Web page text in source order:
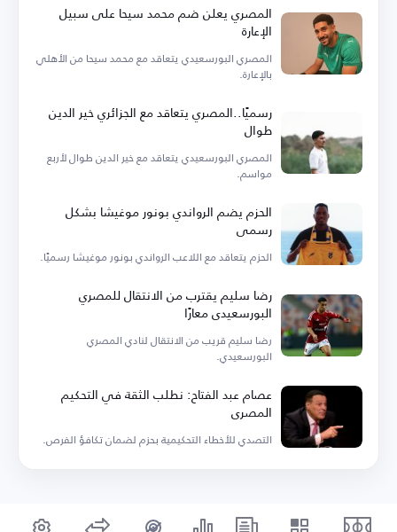
المصري يعلن ضم محمد سيحا على سبيل
الإعارة
المصري البورسعيدي يتعاقد مع محمد سيحا من الأهلي
بالإعارة.
رسميًا..المصري يتعاقد مع الجزائري خير الدين
طوال
المصري البورسعيدي يتعاقد مع خير الدين طوال لأربع
مواسم.
الحزم يضم الرواندي بونور موغيشا بشكل
رسمي
الحزم يتعاقد مع اللاعب الرواندي بونور موغيشا رسميًا.
رضا سليم يقترب من الانتقال للمصري
البورسعيدي معارًا
رضا سليم قريب من الانتقال لنادي المصري
البورسعيدي.
عصام عبد الفتاح: نطلب الثقة في التحكيم
المصري
التصدي للأخطاء التحكيمية بحزم لضمان تكافؤ الفرص.